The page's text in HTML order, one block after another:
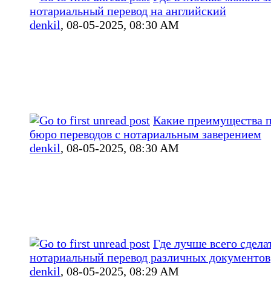
нотариальный перевод на английский
denkil, 08-05-2025, 08:30 AM
Какие преимущества
бюро переводов с нотариальным заверением
denkil, 08-05-2025, 08:30 AM
Где лучше всего
нотариальный перевод различных документов
denkil, 08-05-2025, 08:29 AM